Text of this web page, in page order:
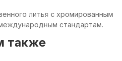
литья с хромированным
стандартам.
также